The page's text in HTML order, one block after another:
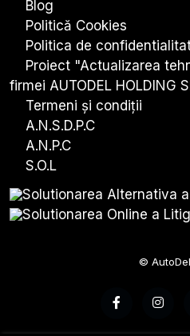
Blog
Politică Cookies
Politica de
Proiect "Actualizarea
firmei AUTODEL HOLDING
Termeni și condiții
A.N.S.D.P.C
A.N.P.C
S.O.L
©